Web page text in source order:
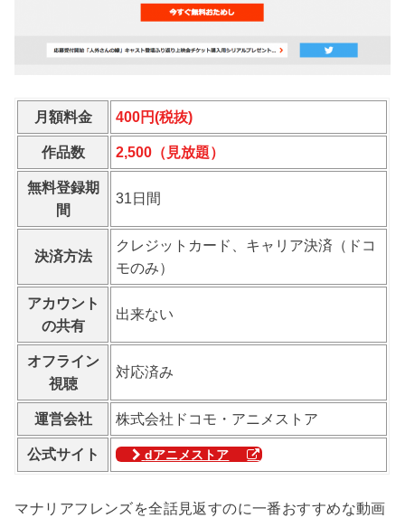
月額料金 400円(税抜)
作品数 2,500（見放題）
無料登録期
間
31日間
決済方法
クレジットカード、キャリア決済（ドコ
モのみ）
アカウント
の共有
出来ない
オフライン
視聴
対応済み
運営会社 株式会社ドコモ・アニメストア
公式サイト dアニメストア
マナリアフレンズを全話見返すのに一番おすすめな動画